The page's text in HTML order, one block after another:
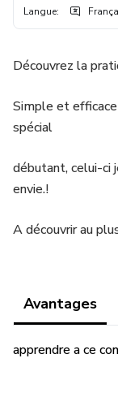
Langue:
Découvrez la
Simple et
spécial
débutant, celui-ci
envie.!
A découvrir au
Avantages
apprendre a ce